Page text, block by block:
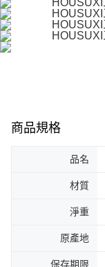
商品規格
品名
材質
淨重
原產地
保存期限